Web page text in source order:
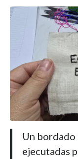
Un
ejecutadas